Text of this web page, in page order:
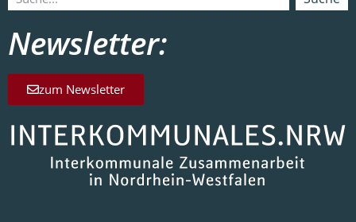
Newsletter:
zum Newsletter